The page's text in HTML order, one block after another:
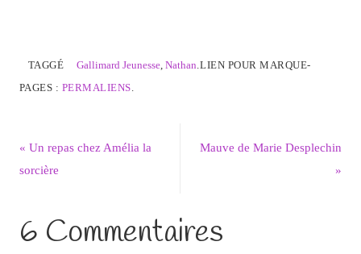
TAGGÉ Gallimard Jeunesse,Nathan.LIEN POUR MARQUE-
PAGES : PERMALIENS.
« Un repas chez Amélia la
sorcière
Mauve de Marie Desplechin
»
6 Commentaires